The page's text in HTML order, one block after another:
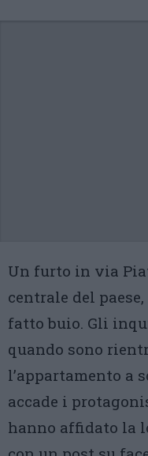
Un furto in via
centrale del
fatto buio. Gli
quando sono
l’appartamento a
accade i
hanno affidato la